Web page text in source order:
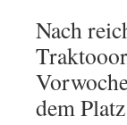
Nach
dem